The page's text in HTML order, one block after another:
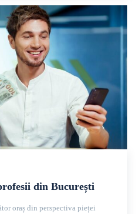
din București
oraș din perspectiva pieței